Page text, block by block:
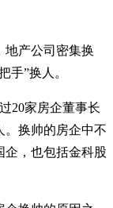
地产公司密集换
手”换人。
20家房企董事长
。换帅的房企中不
企，也包括金科股